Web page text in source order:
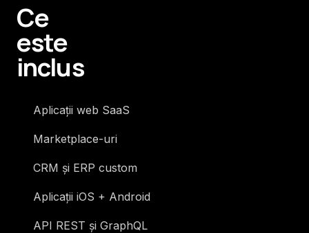
Ce
este
inclus
Aplicații web SaaS
Marketplace-uri
CRM și ERP custom
Aplicații iOS + Android
API REST și GraphQL